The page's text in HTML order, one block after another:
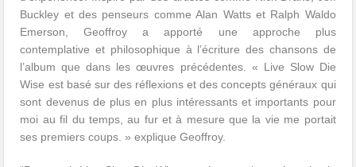
Buckley et des penseurs comme Alan Watts et Ralph Waldo
Emerson, Geoffroy a apporté une approche plus
contemplative et philosophique à l’écriture des chansons de
l’album que dans les œuvres précédentes. « Live Slow Die
Wise est basé sur des réflexions et des concepts généraux qui
sont devenus de plus en plus intéressants et importants pour
moi au fil du temps, au fur et à mesure que la vie me portait
ses premiers coups. » explique Geoffroy.